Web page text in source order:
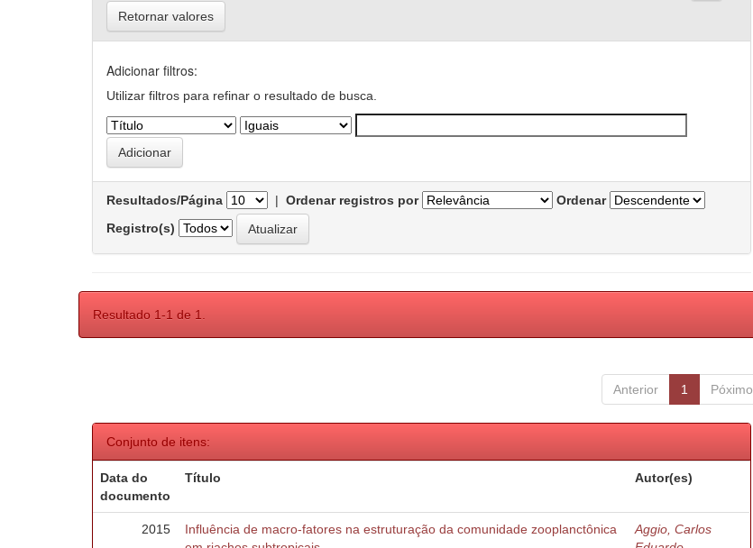
Retornar valores
Adicionar filtros:
Utilizar filtros para refinar o resultado de busca.
Resultados/Página | Ordenar registros por
Ordenar
Registro(s)
Resultado 1-1 de 1.
Anterior 1 Póximo
Conjunto de itens:
Data do
documento
Título Autor(es)
2015
Influência de macro-fatores na estruturação da comunidade zooplanctônica
Aggio, Carlos